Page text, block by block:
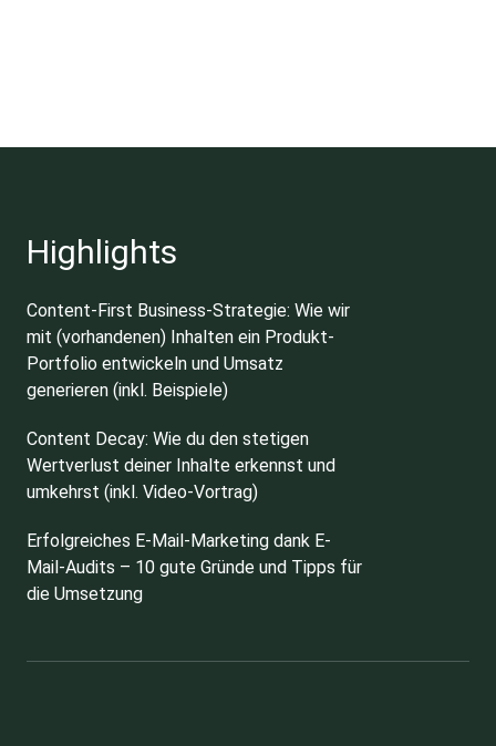
Highlights
Content-First Business-Strategie: Wie wir
mit (vorhandenen) Inhalten ein Produkt-
Portfolio entwickeln und Umsatz
generieren (inkl. Beispiele)
Content Decay: Wie du den stetigen
Wertverlust deiner Inhalte erkennst und
umkehrst (inkl. Video-Vortrag)
Erfolgreiches E-Mail-Marketing dank E-
Mail-Audits – 10 gute Gründe und Tipps für
die Umsetzung